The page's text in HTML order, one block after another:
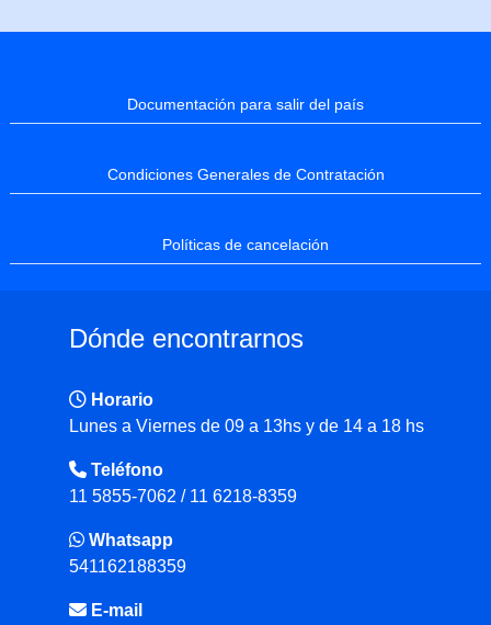
Documentación para salir del país
Condiciones Generales de Contratación
Políticas de cancelación
Dónde encontrarnos
Horario
Lunes a Viernes de 09 a 13hs y de 14 a 18 hs
Teléfono
11 5855-7062 / 11 6218-8359
Whatsapp
541162188359
E-mail